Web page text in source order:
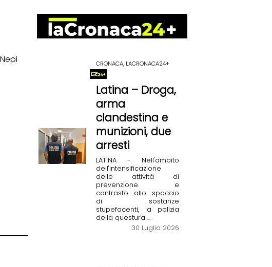
CRONACA, LACRONACA24+
Latina – Droga,
arma
clandestina e
munizioni, due
arresti
LATINA - Nell'ambito
dell'intensificazione
delle attività di
prevenzione e
contrasto allo spaccio
di sostanze
stupefacenti, la polizia
della questura ...
30 Luglio 2026